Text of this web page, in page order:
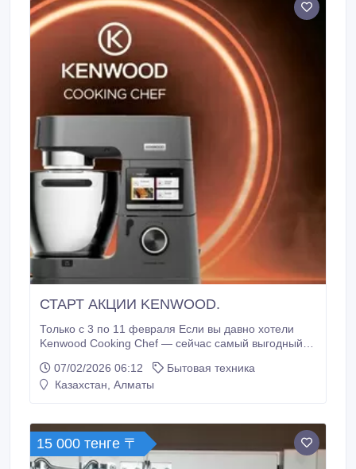
СТАРТ АКЦИИ KENWOOD.
Только с 3 по 11 февраля Если вы давно хотели
Kenwood Cooking Chef — сейчас самый выгодный
насадок 3-в-1 — тестораскатка 15 см — спагетти —
фетуччини ➕ ЕЩЁ 1 насадка на выбор МОЙ личный
тг в магазин чешского хрусталя и посуды «Прага»
(Астана / Алматы / Караганда) Дополнительно вы
получаете: * 100 000 бонусов кэшбек (при наличной
07/02/2026 06:12
Бытовая техника
Казахстан, Алматы
15 000 тенге 〒